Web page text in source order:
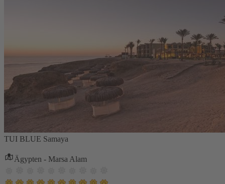
TUI BLUE Samaya
Ägypten - Marsa Alam